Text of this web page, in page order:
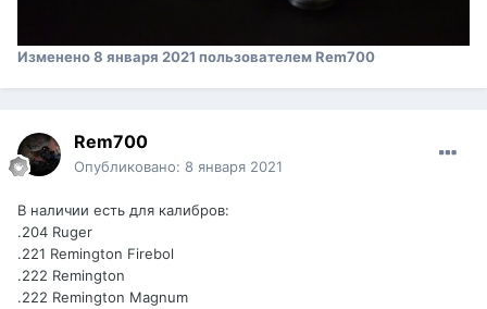
Изменено8 января 2021 пользователем Rem700
Rem700
Опубликовано: 8 января 2021
В наличии есть для калибров:
.204 Ruger
.221 Remington Firebol
.222 Remington
.222 Remington Magnum